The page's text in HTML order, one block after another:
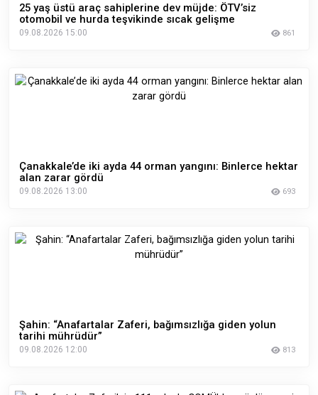
25 yaş üstü araç sahiplerine dev müjde: ÖTV’siz
otomobil ve hurda teşvikinde sıcak gelişme
09.08.2026 15:00 861
Çanakkale’de iki ayda 44 orman yangını: Binlerce hektar
alan zarar gördü
09.08.2026 13:00 693
Şahin: “Anafartalar Zaferi, bağımsızlığa giden yolun
tarihi mührüdür”
09.08.2026 12:00 813